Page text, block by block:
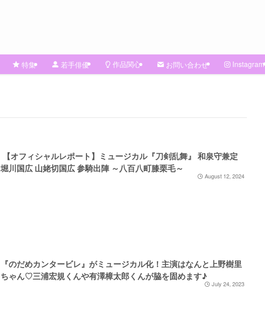
特集 若手俳優 作品関心 お問い合わせ Instagram
【オフィシャルレポート】ミュージカル『刀剣乱舞』 和泉守兼定
堀川国広 山姥切国広 参騎出陣 ～八百八町膝栗毛～
August 12, 2024
『のだめカンタービレ』がミュージカル化！主演はなんと上野樹里
ちゃん♡三浦宏規くんや有澤樟太郎くんが脇を固めます♪
July 24, 2023